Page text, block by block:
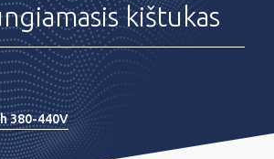
kištukas
380-440V